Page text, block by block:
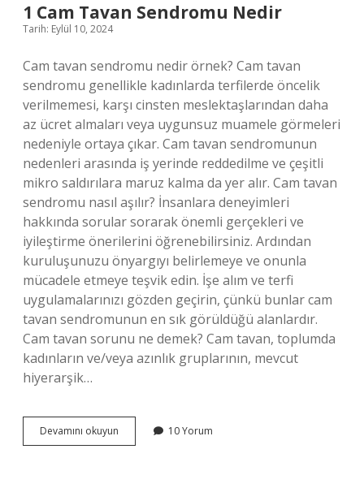
1 Cam Tavan Sendromu Nedir
Tarih: Eylül 10, 2024
Cam tavan sendromu nedir örnek? Cam tavan
sendromu genellikle kadınlarda terfilerde öncelik
verilmemesi, karşı cinsten meslektaşlarından daha
az ücret almaları veya uygunsuz muamele görmeleri
nedeniyle ortaya çıkar. Cam tavan sendromunun
nedenleri arasında iş yerinde reddedilme ve çeşitli
mikro saldırılara maruz kalma da yer alır. Cam tavan
sendromu nasıl aşılır? İnsanlara deneyimleri
hakkında sorular sorarak önemli gerçekleri ve
iyileştirme önerilerini öğrenebilirsiniz. Ardından
kuruluşunuzu önyargıyı belirlemeye ve onunla
mücadele etmeye teşvik edin. İşe alım ve terfi
uygulamalarınızı gözden geçirin, çünkü bunlar cam
tavan sendromunun en sık görüldüğü alanlardır.
Cam tavan sorunu ne demek? Cam tavan, toplumda
kadınların ve/veya azınlık gruplarının, mevcut
hiyerarşik…
Devamını okuyun
Cam
10 Yorum